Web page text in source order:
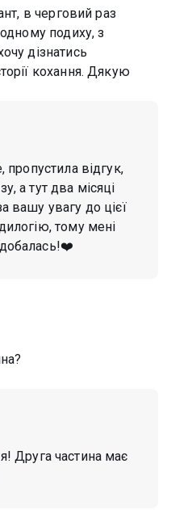
в черговий раз
подиху, з
дізнатись
кохання. Дякую
пропустила відгук,
а тут два місяці
вашу увагу до цієї
тому мені
Друга частина має